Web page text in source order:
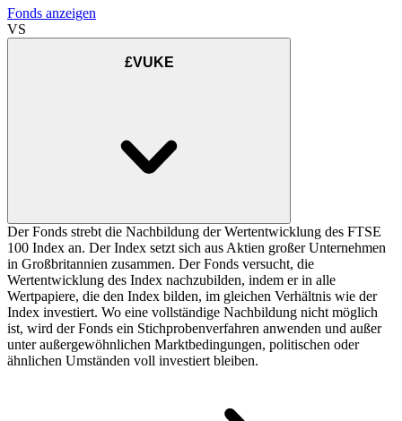
Fonds anzeigen
VS
£VUKE
Der Fonds strebt die Nachbildung der Wertentwicklung des FTSE
100 Index an. Der Index setzt sich aus Aktien großer Unternehmen
in Großbritannien zusammen. Der Fonds versucht, die
Wertentwicklung des Index nachzubilden, indem er in alle
Wertpapiere, die den Index bilden, im gleichen Verhältnis wie der
Index investiert. Wo eine vollständige Nachbildung nicht möglich
ist, wird der Fonds ein Stichprobenverfahren anwenden und außer
unter außergewöhnlichen Marktbedingungen, politischen oder
ähnlichen Umständen voll investiert bleiben.